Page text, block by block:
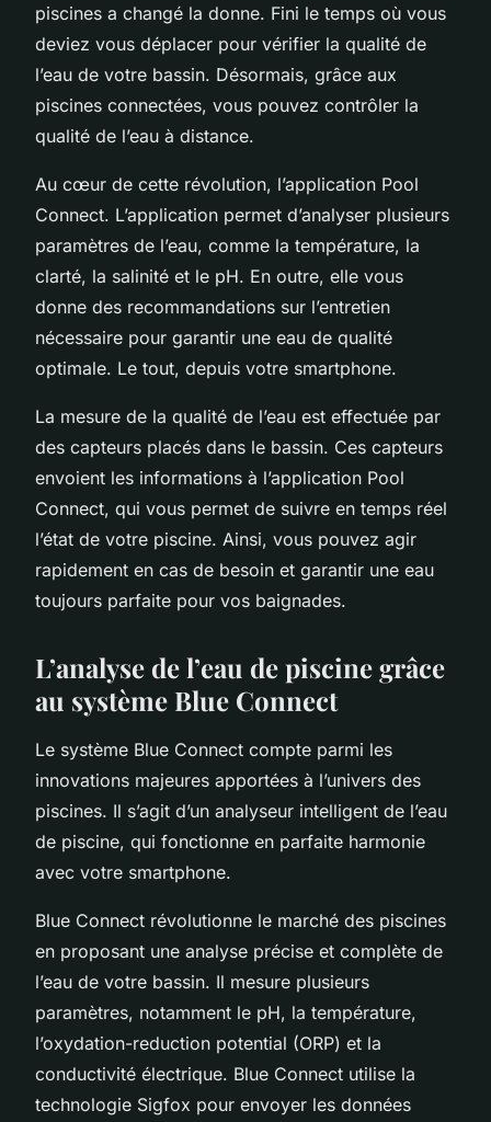
piscines a changé la donne. Fini le temps où vous
deviez vous déplacer pour vérifier la qualité de
l’eau de votre bassin. Désormais, grâce aux
piscines connectées, vous pouvez contrôler la
qualité de l’eau à distance.
Au cœur de cette révolution, l’application Pool
Connect. L’application permet d’analyser plusieurs
paramètres de l’eau, comme la température, la
clarté, la salinité et le pH. En outre, elle vous
donne des recommandations sur l’entretien
nécessaire pour garantir une eau de qualité
optimale. Le tout, depuis votre smartphone.
La mesure de la qualité de l’eau est effectuée par
des capteurs placés dans le bassin. Ces capteurs
envoient les informations à l’application Pool
Connect, qui vous permet de suivre en temps réel
l’état de votre piscine. Ainsi, vous pouvez agir
rapidement en cas de besoin et garantir une eau
toujours parfaite pour vos baignades.
L’analyse de l’eau de piscine grâce
au système Blue Connect
Le système Blue Connect compte parmi les
innovations majeures apportées à l’univers des
piscines. Il s’agit d’un analyseur intelligent de l’eau
de piscine, qui fonctionne en parfaite harmonie
avec votre smartphone.
Blue Connect révolutionne le marché des piscines
en proposant une analyse précise et complète de
l’eau de votre bassin. Il mesure plusieurs
paramètres, notamment le pH, la température,
l’oxydation-reduction potential (ORP) et la
conductivité électrique. Blue Connect utilise la
technologie Sigfox pour envoyer les données